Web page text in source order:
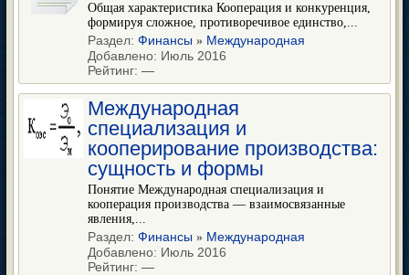
Общая характеристика Кооперация и конкуренция,
формируя сложное, противоречивое единство,...
Раздел: Финансы » Международная
Добавлено: Июль 2016
Рейтинг: —
Международная
специализация и
кооперирование производства:
сущность и формы
Понятие Международная специализация и
кооперация производства — взаимосвязанные
явления,...
Раздел: Финансы » Международная
Добавлено: Июль 2016
Рейтинг: —